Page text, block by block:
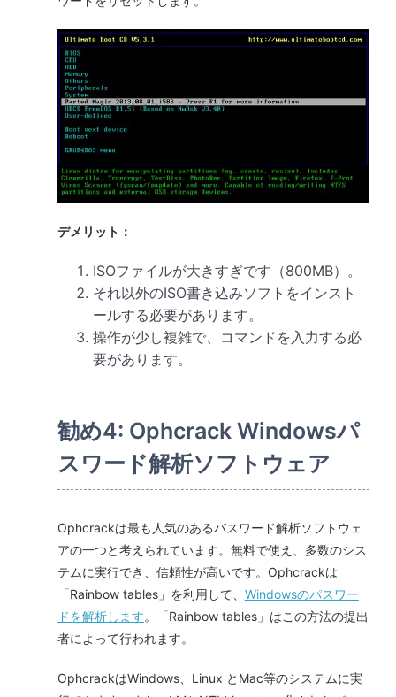
デメリット：
ISOファイルが大きすぎです（800MB）。
それ以外のISO書き込みソフトをインスト
ールする必要があります。
操作が少し複雑で、コマンドを入力する必
要があります。
勧め4: Ophcrack Windowsパ
スワード解析ソフトウェア
Ophcrackは最も人気のあるパスワード解析ソフトウェ
アの一つと考えられています。無料で使え、多数のシス
テムに実行でき、信頼性が高いです。Ophcrackは
「Rainbow tables」を利用して、 Windowsのパスワー
ドを解析します。「Rainbow tables」はこの方法の提出
者によって行われます。
OphcrackはWindows、Linux とMac等のシステムに実